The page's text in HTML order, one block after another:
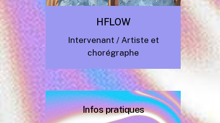
HFLOW
Intervenant / Artiste et
chorégraphe
Infos pratiques